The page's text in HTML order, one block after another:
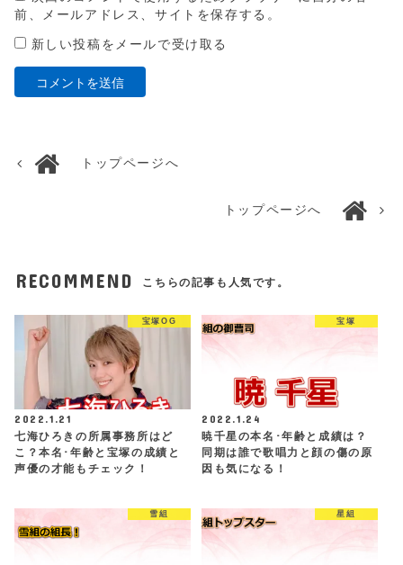
前、メールアドレス、サイトを保存する。
新しい投稿をメールで受け取る
トップページへ
トップページへ
RECOMMEND こちらの記事も人気です。
宝塚OG
2022.1.21
七海ひろきの所属事務所はど
こ？本名･年齢と宝塚の成績と
声優の才能もチェック！
宝塚
2022.1.24
暁千星の本名･年齢と成績は？
同期は誰で歌唱力と顔の傷の原
因も気になる！
雪組 星組